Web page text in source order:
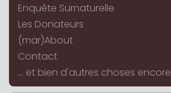
Enquête Surnaturelle
Les Donateurs
(mar)About
Contact
... et bien d'autres choses encore